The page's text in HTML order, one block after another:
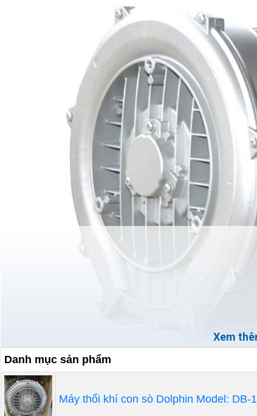
Công dụng của máy thổi khí
Xem
Danh mục sản phẩm
Máy thổi khí con sò Dolphin Model: DB-